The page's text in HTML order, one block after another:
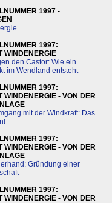
1997 -
1997:
WINDENERGIE
den Castor: Wie ein
im Wendland entsteht
1997:
WINDENERGIE - VON DER
mit der Windkraft: Das
1997:
WINDENERGIE - VON DER
Gründung einer
1997:
WINDENERGIE - VON DER